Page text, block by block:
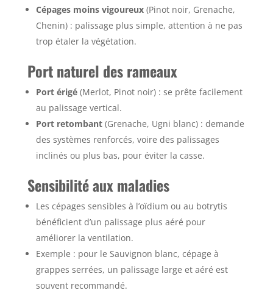
Cépages moins vigoureux(Pinot noir, Grenache,
Chenin) : palissage plus simple, attention à ne pas
trop étaler la végétation.
Port naturel des rameaux
Port érigé(Merlot, Pinot noir) : se prête facilement
au palissage vertical.
Port retombant(Grenache, Ugni blanc) : demande
des systèmes renforcés, voire des palissages
inclinés ou plus bas, pour éviter la casse.
Sensibilité aux maladies
Les cépages sensibles à l’oïdium ou au botrytis
bénéficient d’un palissage plus aéré pour
améliorer la ventilation.
Exemple : pour le Sauvignon blanc, cépage à
grappes serrées, un palissage large et aéré est
souvent recommandé.